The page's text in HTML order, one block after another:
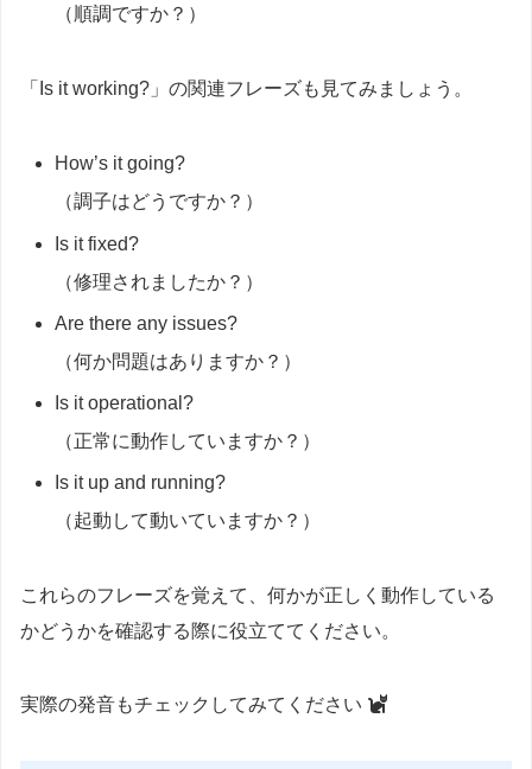
（順調ですか？）
「Is it working?」の関連フレーズも見てみましょう。
How’s it going?
（調子はどうですか？）
Is it fixed?
（修理されましたか？）
Are there any issues?
（何か問題はありますか？）
Is it operational?
（正常に動作していますか？）
Is it up and running?
（起動して動いていますか？）
これらのフレーズを覚えて、何かが正しく動作している
かどうかを確認する際に役立ててください。
実際の発音もチェックしてみてください